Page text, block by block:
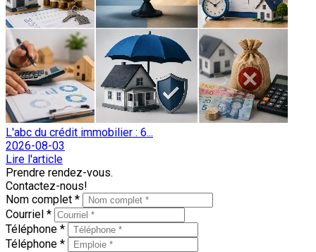
L'abc du crédit immobilier : 6...
2026-08-03
Lire l'article
Prendre rendez-vous.
Contactez-nous!
Nom complet *
Courriel *
Téléphone *
Téléphone *